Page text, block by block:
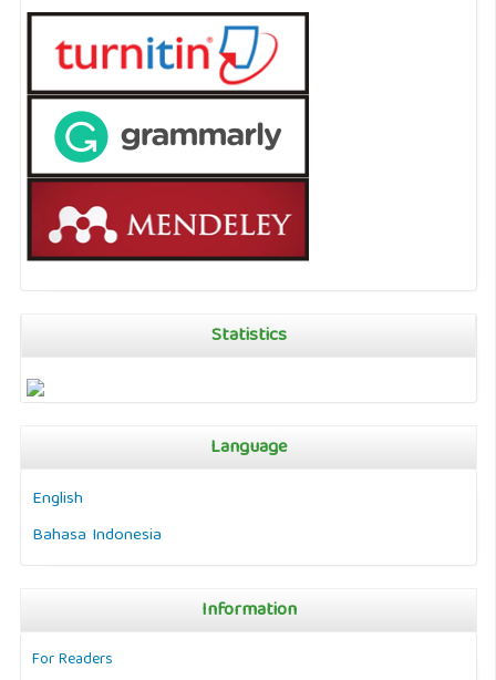
Statistics
Language
English
Bahasa Indonesia
Information
For Readers